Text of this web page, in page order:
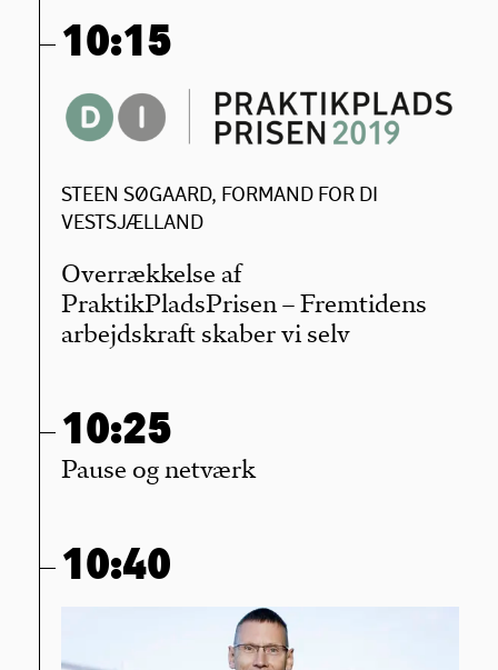
10:15
STEEN SØGAARD, FORMAND FOR DI
VESTSJÆLLAND
Overrækkelse af
PraktikPladsPrisen – Fremtidens
arbejdskraft skaber vi selv
10:25
Pause og netværk
10:40